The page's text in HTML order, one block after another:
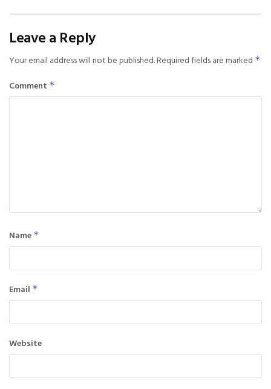
Leave a Reply
Your email address will not be published.Required fields are marked *
Comment *
Name *
Email *
Website